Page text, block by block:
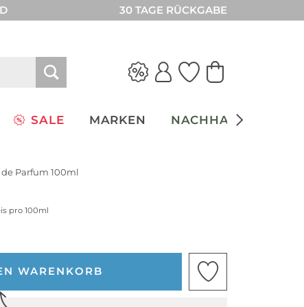
30 TAGE RÜCKGABE
SALE MARKEN NACHHALTIGKEIT
Parfum 100ml
pro 100ml
WARENKORB